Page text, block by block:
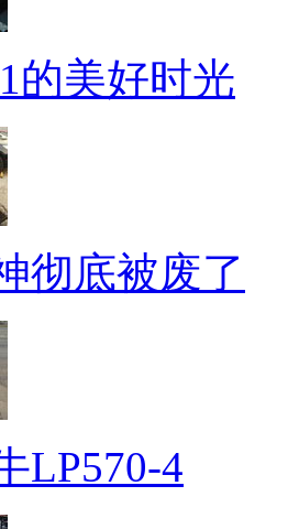
的美好时光
彻底被废了
LP570-4